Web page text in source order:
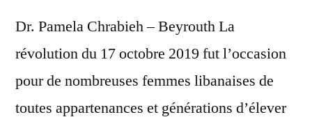
Dr. Pamela Chrabieh – Beyrouth La
révolution du 17 octobre 2019 fut l’occasion
pour de nombreuses femmes libanaises de
toutes appartenances et générations d’élever